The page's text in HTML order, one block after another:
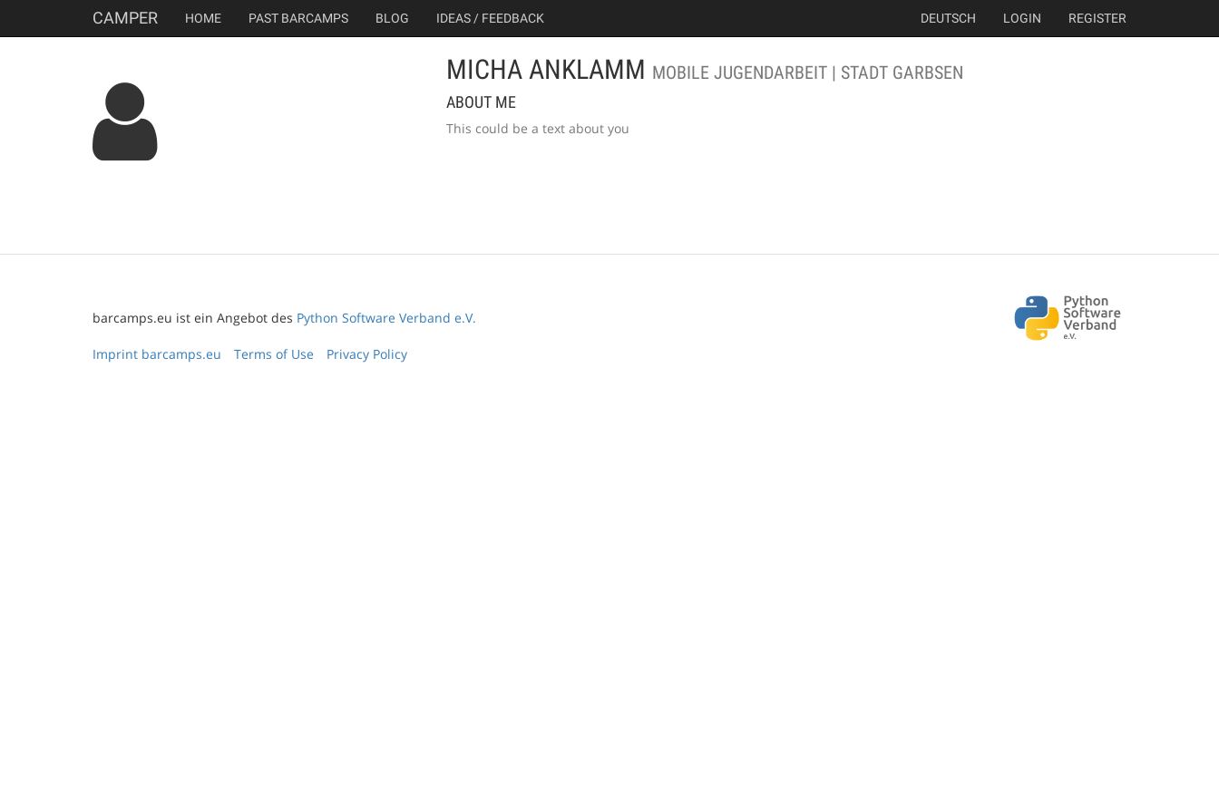
CAMPER HOME PAST BARCAMPS BLOG IDEAS / FEEDBACK DEUTSCH LOGIN REGISTER
MICHA ANKLAMM MOBILE JUGENDARBEIT | STADT GARBSEN
ABOUT ME
This could be a text about you
barcamps.eu ist ein Angebot des Python Software Verband e.V.
Imprint barcamps.eu Terms of Use Privacy Policy